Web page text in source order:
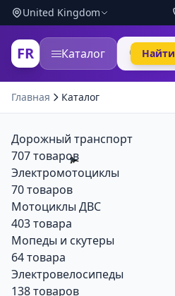
United Kingdom
FR Каталог Найти
Главная Каталог
Дорожный транспорт
707 товаров
Электромотоциклы
70 товаров
Мотоциклы ДВС
403 товара
Мопеды и скутеры
64 товара
Электровелосипеды
138 товаров